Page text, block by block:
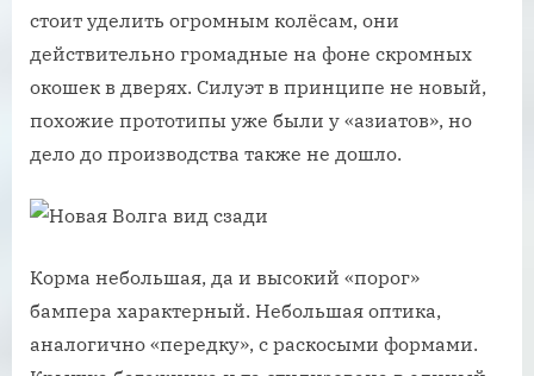
стоит уделить огромным колёсам, они
действительно громадные на фоне скромных
окошек в дверях. Силуэт в принципе не новый,
похожие прототипы уже были у «азиатов», но
дело до производства также не дошло.
Корма небольшая, да и высокий «порог»
бампера характерный. Небольшая оптика,
аналогично «передку», с раскосыми формами.